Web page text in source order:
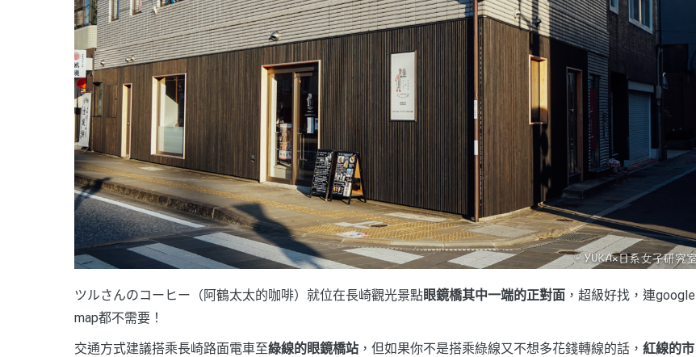
ツルさんのコーヒー（阿鶴太太的咖啡）就位在長崎觀光景點眼鏡橋其中一端的正對面 ，超級好找，連google
map都不需要！
交通方式建議搭乘長崎路面電車至綠線的眼鏡橋站 ，但如果你不是搭乘綠線又不想多花錢轉線的話， 紅線的市